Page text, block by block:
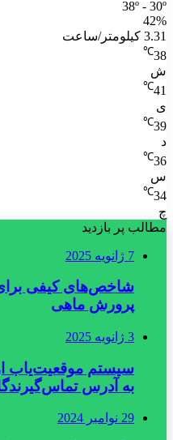
38º - 30º
42%
3.31 کیلومتر/ساعت
38
℃
ش
41
℃
ی
39
℃
د
36
℃
س
34
℃
چ
مطالب پر بازدید
7 ژانویه 2025
شاخص‌های کیفی
پرورش ماهی
3 ژانویه 2025
سیستم موقعیت‌یاب
به آدرس تماس‌گیرندگان
29 نوامبر 2024